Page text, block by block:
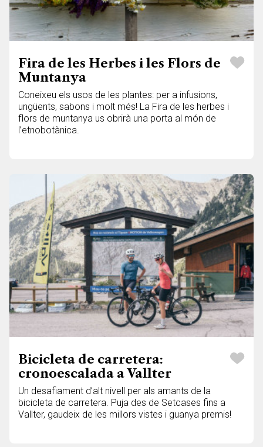
Fira de les Herbes i les Flors de
Muntanya
Coneixeu els usos de les plantes: per a infusions,
ungüents, sabons i molt més! La Fira de les herbes i
flors de muntanya us obrirà una porta al món de
l’etnobotànica.
Bicicleta de carretera:
cronoescalada a Vallter
Un desafiament d’alt nivell per als amants de la
bicicleta de carretera. Puja des de Setcases fins a
Vallter, gaudeix de les millors vistes i guanya premis!